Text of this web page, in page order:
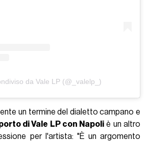
da Vale LP (@_valelp_)
un termine del dialetto campano e
di Vale LP con Napoli è un altro
per l'artista: "È un argomento